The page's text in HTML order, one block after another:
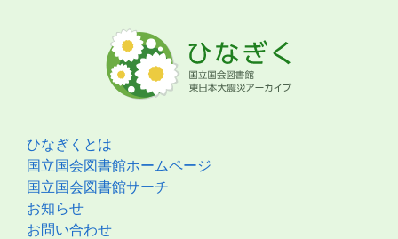
ひなぎくとは
国立国会図書館ホームページ
国立国会図書館サーチ
お知らせ
お問い合わせ